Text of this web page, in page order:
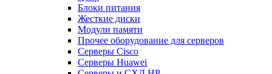
Блоки питания
Жесткие диски
Модули памяти
Прочее оборудование для серверов
Серверы Cisco
Серверы Huawei